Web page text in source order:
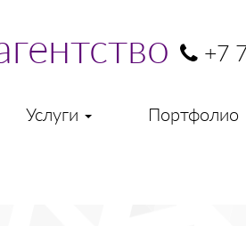
+7
Услуги Портфолио